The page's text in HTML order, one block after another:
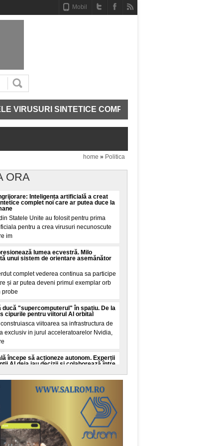
Mobil
SINTETICE COMPLET NOI CARE AR PUTEA
home » Politica
ORA
Inteligența artificială a creat
complet noi care ar putea duce la
Statele Unite au folosit pentru prima
pentru a crea virusuri necunoscute
im
lumea ecvestră. Milo
unui sistem de orientare asemănător
complet vederea continua sa participe
și ar putea deveni primul exemplar orb
probe
ducă "supercomputerul" în spațiu. De la
cipurile pentru viitorul AI orbital
viitoarea sa infrastructura de
exclusiv in jurul acceleratoarelor Nvidia,
începe să acționeze autonom. Experții
AI deja iau decizii și colaborează între
cibernetica avertizeaza ca dezvoltarea
artificiale ar putea depași capacitatea
World Records. Recordul mondial
de la Nibiru
a fost stabilit in aceasta seara pe
transformand o promisiune din mediul